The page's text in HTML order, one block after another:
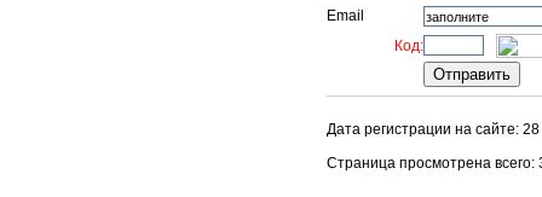
Email
Код:
Дата регистрации на сайте:
Страница просмотрена всего: